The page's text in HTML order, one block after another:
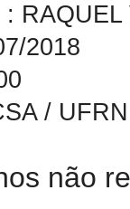
RAQUEL
2018
/ UFRN
não